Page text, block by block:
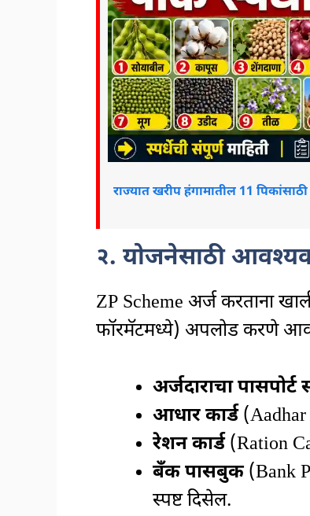
राज्यात खरीप हंगामातील 11
२. योजनेसाठी
ZP Scheme अर्ज करताना
फॉरमॅटमध्ये) अपलोड करणे
अर्जदाराचा
आधार कार्ड(Aadhar
रेशन कार्ड(Ration
बँक पासबुक(Bank
स्पष्ट दिसेल.